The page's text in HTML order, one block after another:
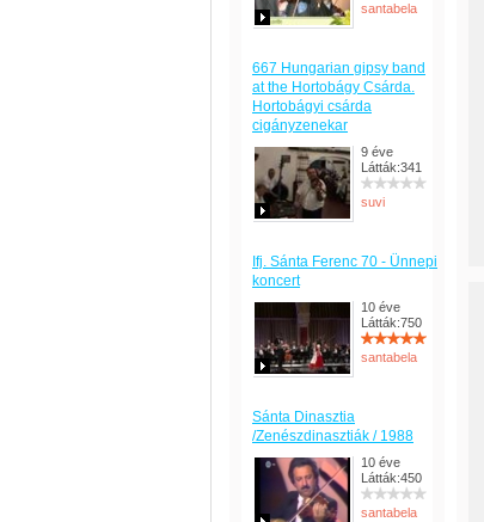
santabela
667 Hungarian gipsy band
at the Hortobágy Csárda.
Hortobágyi csárda
cigányzenekar
9 éve
Látták:341
suvi
Ifj. Sánta Ferenc 70 - Ünnepi
koncert
10 éve
Látták:750
santabela
Sánta Dinasztia
/Zenészdinasztiák / 1988
10 éve
Látták:450
santabela